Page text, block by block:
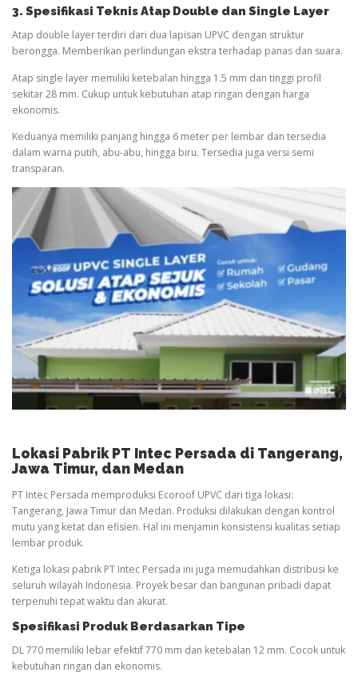
3. Spesifikasi Teknis Atap Double dan Single Layer
Atap double layer terdiri dari dua lapisan UPVC dengan struktur
berongga. Memberikan perlindungan ekstra terhadap panas dan suara.
Atap single layer memiliki ketebalan hingga 1.5 mm dan tinggi profil
sekitar 28 mm. Cukup untuk kebutuhan atap ringan dengan harga
ekonomis.
Keduanya memiliki panjang hingga 6 meter per lembar dan tersedia
dalam warna putih, abu-abu, hingga biru. Tersedia juga versi semi
transparan.
Lokasi Pabrik PT Intec Persada di Tangerang,
Jawa Timur, dan Medan
PT Intec Persada memproduksi Ecoroof UPVC dari tiga lokasi:
Tangerang, Jawa Timur dan Medan. Produksi dilakukan dengan kontrol
mutu yang ketat dan efisien. Hal ini menjamin konsistensi kualitas setiap
lembar produk.
Ketiga lokasi pabrik PT Intec Persada ini juga memudahkan distribusi ke
seluruh wilayah Indonesia. Proyek besar dan bangunan pribadi dapat
terpenuhi tepat waktu dan akurat.
Spesifikasi Produk Berdasarkan Tipe
DL 770 memiliki lebar efektif 770 mm dan ketebalan 12 mm. Cocok untuk
kebutuhan ringan dan ekonomis.